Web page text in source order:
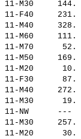
11-M30     144.
11-F40     231.
11-M40     328.
11-M60     111.
11-M70      52.
11-M50     169.
11-M20      10.
11-F30      87.
11-M40     272.
11-M30      19.
11-NW      ---
11-M30     257.
11-M20      30.